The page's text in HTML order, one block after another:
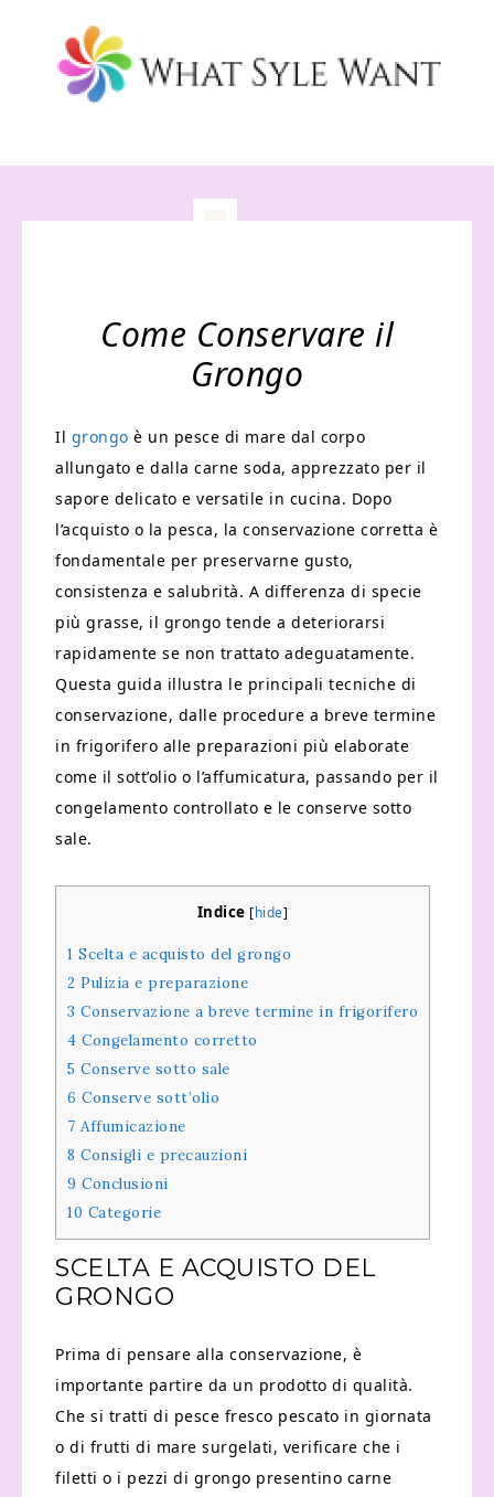
Come Conservare il
Grongo
Il grongo è un pesce di mare dal corpo
allungato e dalla carne soda, apprezzato per il
sapore delicato e versatile in cucina. Dopo
l’acquisto o la pesca, la conservazione corretta è
fondamentale per preservarne gusto,
consistenza e salubrità. A differenza di specie
più grasse, il grongo tende a deteriorarsi
rapidamente se non trattato adeguatamente.
Questa guida illustra le principali tecniche di
conservazione, dalle procedure a breve termine
in frigorifero alle preparazioni più elaborate
come il sott’olio o l’affumicatura, passando per il
congelamento controllato e le conserve sotto
sale.
Indice [hide]
1 Scelta e acquisto del grongo
2 Pulizia e preparazione
3 Conservazione a breve termine in frigorifero
4 Congelamento corretto
5 Conserve sotto sale
6 Conserve sott’olio
7 Affumicazione
8 Consigli e precauzioni
9 Conclusioni
10 Categorie
SCELTA E ACQUISTO DEL
GRONGO
Prima di pensare alla conservazione, è
importante partire da un prodotto di qualità.
Che si tratti di pesce fresco pescato in giornata
o di frutti di mare surgelati, verificare che i
filetti o i pezzi di grongo presentino carne